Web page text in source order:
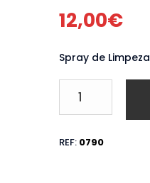
12,00€
Spray de Limpeza
Spray
de
REF: 0790